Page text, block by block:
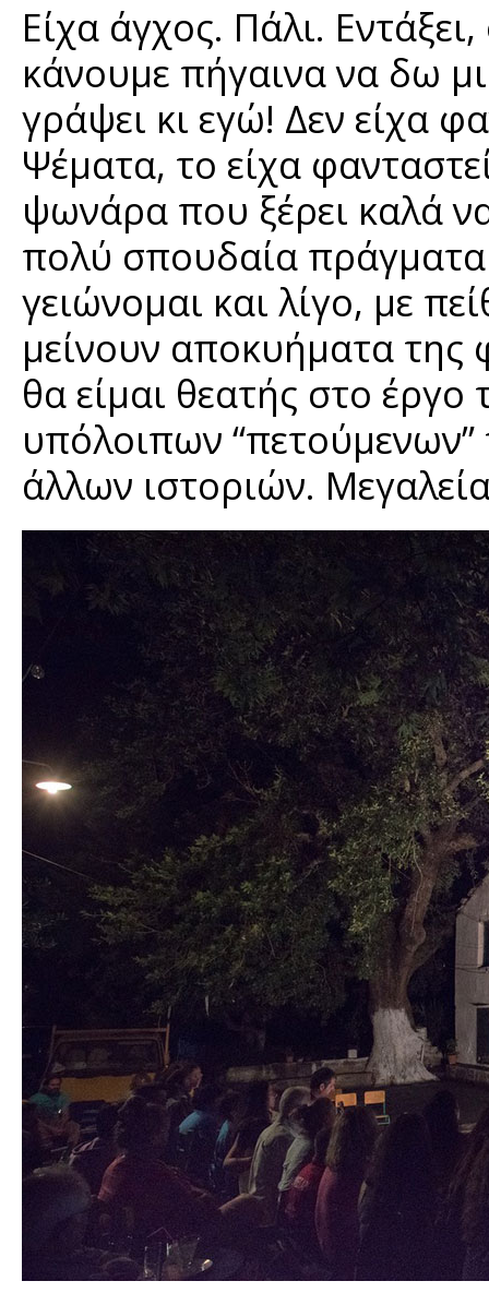
Είχα άγχος. Πάλι.
κάνουμε πήγαινα να δω
γράψει κι εγώ! Δεν είχα
Ψέματα, το είχα
ψωνάρα που ξέρει καλά
πολύ σπουδαία πράγματα
γειώνομαι και λίγο, με
μείνουν αποκυήματα
θα είμαι θεατής στο
υπόλοιπων
άλλων ιστοριών.